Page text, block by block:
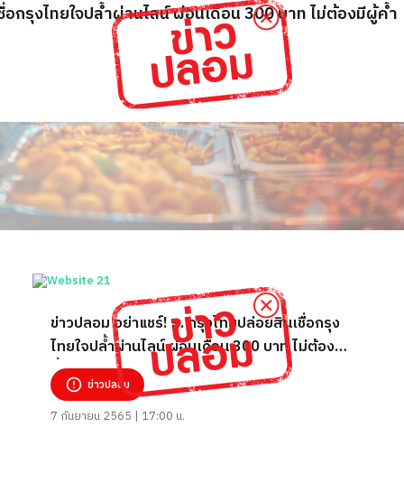
กรุงไทยใจปล้ำผ่านไลน์ ผ่อนเดือน 300 บาท ไม่ต้องมีผู้ค้ำ
ข่าวปลอม อย่าแชร์! ธ. กรุงไทยปล่อยสินเชื่อกรุง
ไทยใจปล้ำผ่านไลน์ ผ่อนเดือน 300 บาท ไม่ต้องมีผู้
ค้ำ
ข่าวปลอม
7 กันยายน 2565 | 17:00 น.